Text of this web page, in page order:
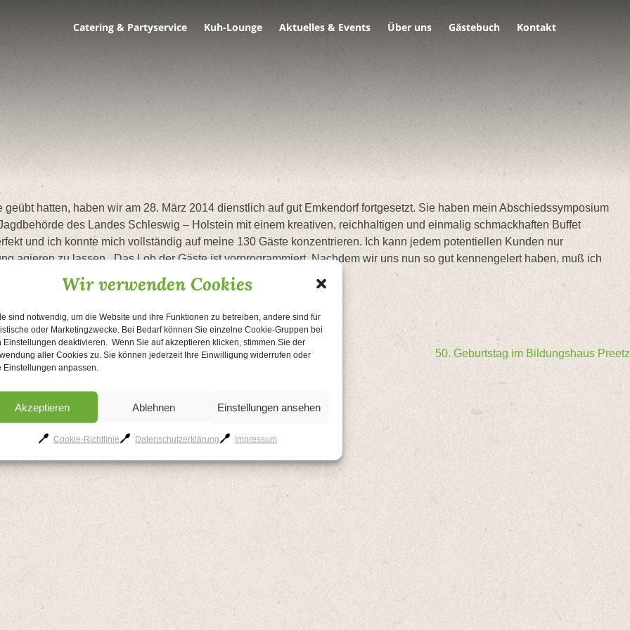
Wir verwenden Cookies
sind notwendig, um die Website und ihre Funktionen zu betreiben, andere sind für
oder Marketingzwecke. Bei Bedarf können Sie einzelne Cookie-Gruppen bei
Einstellungen deaktivieren. Wenn Sie auf akzeptieren klicken, stimmen Sie der
aller Cookies zu. Sie können jederzeit Ihre Einwilligung widerrufen oder
Einstellungen anpassen.
Akzeptieren Ablehnen Einstellungen ansehen
Cookie-Richtlinie Datenschutzerklärung Impressum
Catering & Partyservice Kuh-Lounge Aktuelles & Events Über uns Gästebuch Kontakt
hatten, haben wir am 28. März 2014 dienstlich auf gut Emkendorf fortgesetzt. Sie haben mein Abschiedssymposium
des Landes Schleswig – Holstein mit einem kreativen, reichhaltigen und einmalig schmackhaften Buffet
und ich konnte mich vollständig auf meine 130 Gäste konzentrieren. Ich kann jedem potentiellen Kunden nur
agieren zu lassen . Das Lob der Gäste ist vorprogrammiert. Nachdem wir uns nun so gut kennengelert haben, muß ich
Die Küchenperle ist unsere erste Adresse.
50. Geburtstag im Bildungshaus Preetz
AGB Kontakt Datenschutzerklärung Cookie-Richtlinie